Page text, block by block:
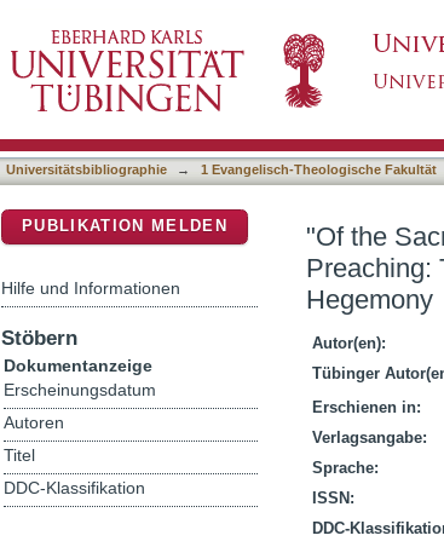
"Of the Sacred Sacrament" George
Testament and Expression of
Universitätsbibliographie → 1 Evangelisch-Theologische Fakultät
"Of the
Preaching:
Hegemony
Autor(en):
Tübinger
Erschienen in:
Verlagsangabe:
Sprache:
ISSN:
DDC-
PUBLIKATION MELDEN
Hilfe und Informationen
Stöbern
Dokumentanzeige
Erscheinungsdatum
Autoren
Titel
DDC-Klassifikation